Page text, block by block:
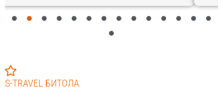
S-TRAVEL БИТОЛА